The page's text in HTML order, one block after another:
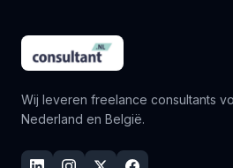
Wij leveren freelance consultants
Nederland en België.